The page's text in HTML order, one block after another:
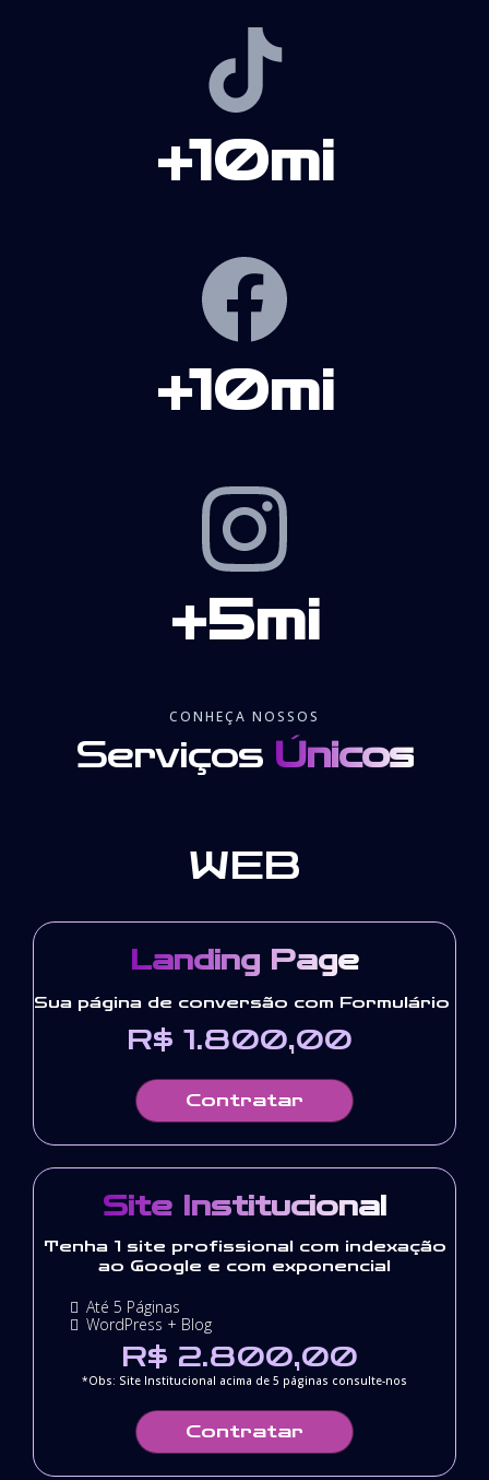
+10mi
+10mi
+5mi
CONHEÇA NOSSOS
Serviços Únicos
WEB
Landing Page
Sua página de conversão com Formulário
R$ 1.800,00
Contratar
Site Institucional
Tenha 1 site profissional com indexação
ao Google e com exponencial
Até 5 Páginas
WordPress + Blog
R$ 2.800,00
*Obs: Site Institucional acima de 5 páginas consulte-nos
Contratar